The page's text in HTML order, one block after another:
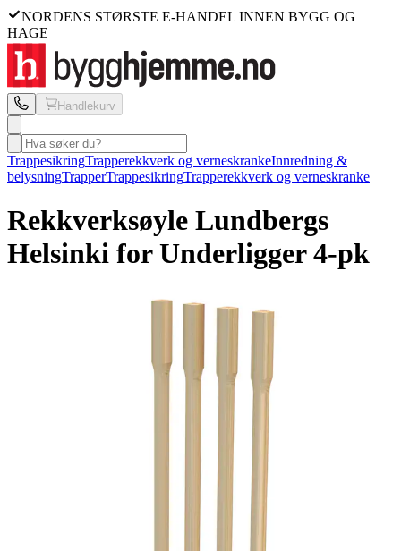
NORDENS STØRSTE E-HANDEL INNEN BYGG OG
HAGE
Handlekurv
TrappesikringTrapperekkverk og verneskrankeInnredning &
belysningTrapperTrappesikringTrapperekkverk og verneskranke
Rekkverksøyle Lundbergs
Helsinki for Underligger 4-pk